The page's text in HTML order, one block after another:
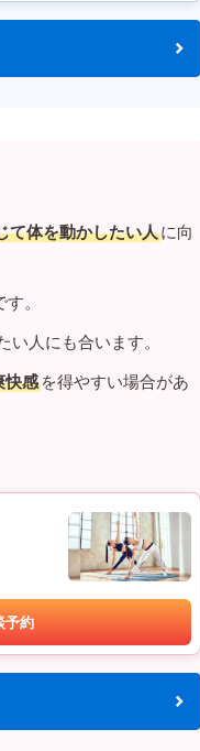
て体を動かしたい人に向
。
い人にも合います。
快感 を得やすい場合があ
予約